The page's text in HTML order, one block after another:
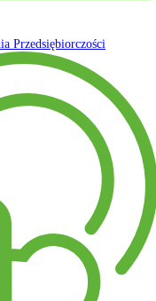
Przedsiębiorczości